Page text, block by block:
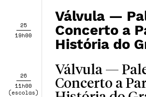
25
19h00
Válvula —
Concerto a
História do
26
11h00
(escolas)
Válvula —
Concerto a